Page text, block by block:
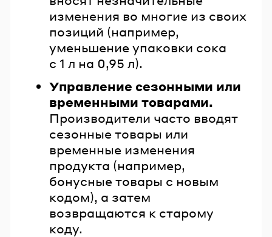
изменения во многие из своих
позиций (например,
уменьшение упаковки сока
с 1 л на 0,95 л).
Управление сезонными или
временными товарами.
Производители часто вводят
сезонные товары или
временные изменения
продукта (например,
бонусные товары с новым
кодом), а затем
возвращаются к старому
коду.